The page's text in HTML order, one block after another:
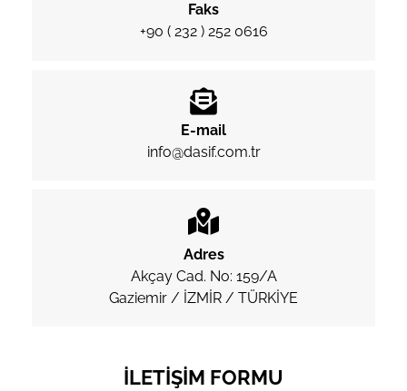
Faks
+90 ( 232 ) 252 0616
E-mail
info@dasif.com.tr
Adres
Akçay Cad. No: 159/A
Gaziemir / İZMİR / TÜRKİYE
İLETIŞIM FORMU